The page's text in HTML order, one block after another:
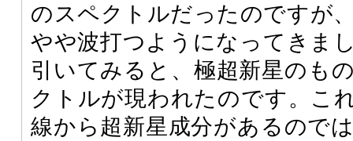
のスペクトルだったのですが
やや波打つようになってきま
引いてみると、極超新星のも
クトルが現われたのです。こ
線から超新星成分があるので